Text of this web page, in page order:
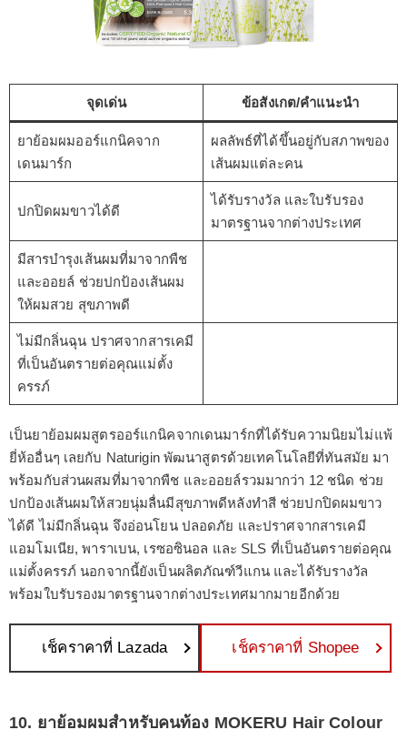
จุดเด่น ข้อสังเกต/คำแนะนำ
ยาย้อมผมออร์แกนิคจาก
เดนมาร์ก
ผลลัพธ์ที่ได้ขึ้นอยู่กับสภาพของ
เส้นผมแต่ละคน
ปกปิดผมขาวได้ดี
ได้รับรางวัล และใบรับรอง
มาตรฐานจากต่างประเทศ
มีสารบำรุงเส้นผมที่มาจากพืช
และออยล์ ช่วยปกป้องเส้นผม
ให้ผมสวย สุขภาพดี
ไม่มีกลิ่นฉุน ปราศจากสารเคมี
ที่เป็นอันตรายต่อคุณแม่ตั้ง
ครรภ์
เป็นยาย้อมผมสูตรออร์แกนิคจากเดนมาร์กที่ได้รับความนิยมไม่แพ้
ยี่ห้ออื่นๆ เลยกับ Naturigin พัฒนาสูตรด้วยเทคโนโลยีที่ทันสมัย มา
พร้อมกับส่วนผสมที่มาจากพืช และออยล์รวมมากว่า 12 ชนิด ช่วย
ปกป้องเส้นผมให้สวยนุ่มลื่นมีสุขภาพดีหลังทำสี ช่วยปกปิดผมขาว
ได้ดี ไม่มีกลิ่นฉุน จึงอ่อนโยน ปลอดภัย และปราศจากสารเคมี
แอมโมเนีย, พาราเบน, เรซอซินอล และ SLS ที่เป็นอันตรายต่อคุณ
แม่ตั้งครรภ์ นอกจากนี้ยังเป็นผลิตภัณฑ์วีแกน และได้รับรางวัล
พร้อมใบรับรองมาตรฐานจากต่างประเทศมากมายอีกด้วย
เช็คราคาที่ Lazada เช็คราคาที่ Shopee
10. ยาย้อมผมสำหรับคนท้อง MOKERU Hair Colour